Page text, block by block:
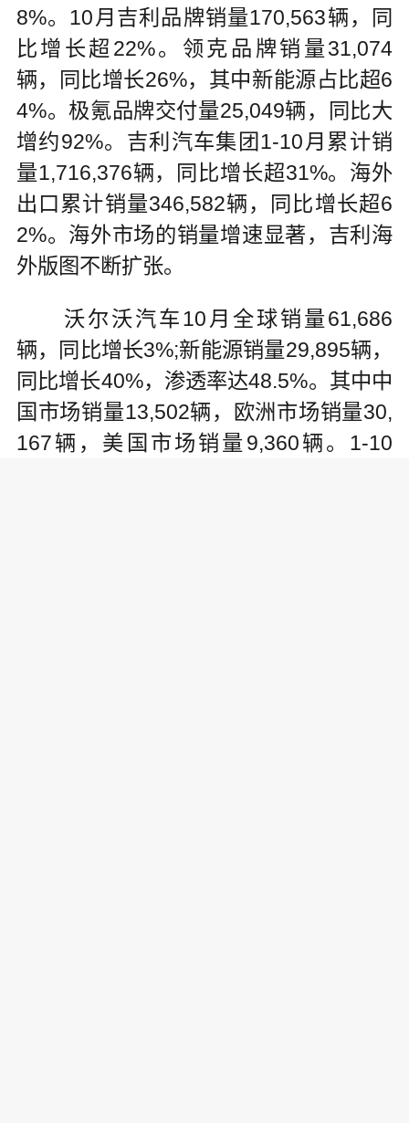
8%。10月吉利品牌销量170,563辆，同
比增长超22%。领克品牌销量31,074
辆，同比增长26%，其中新能源占比超6
4%。极氪品牌交付量25,049辆，同比大
增约92%。吉利汽车集团1-10月累计销
量1,716,376辆，同比增长超31%。海外
出口累计销量346,582辆，同比增长超6
2%。海外市场的销量增速显著，吉利海
外版图不断扩张。
沃尔沃汽车10月全球销量61,686
辆，同比增长3%;新能源销量29,895辆，
同比增长40%，渗透率达48.5%。其中中
国市场销量13,502辆，欧洲市场销量30,
167辆，美国市场销量9,360辆。1-10